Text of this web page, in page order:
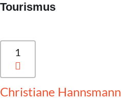
Tourismus
1
Christiane Hannsmann